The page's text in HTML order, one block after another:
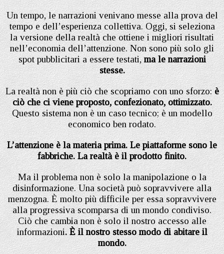
Un tempo, le narrazioni venivano messe alla prova del
tempo e dell’esperienza collettiva. Oggi, si seleziona
la versione della realtà che ottiene i migliori risultati
nell’economia dell’attenzione. Non sono più solo gli
spot pubblicitari a essere testati,ma le narrazioni
stesse.
La realtà non è più ciò che scopriamo con uno sforzo:è
ciò che ci viene proposto, confezionato, ottimizzato.
Questo sistema non è un caso tecnico; è un modello
economico ben rodato.
L’attenzione è la materia prima. Le piattaforme sono le
fabbriche. La realtà è il prodotto finito.
Ma il problema non è solo la manipolazione o la
disinformazione. Una società può sopravvivere alla
menzogna. È molto più difficile per essa sopravvivere
alla progressiva scomparsa di un mondo condiviso.
Ciò che cambia non è solo il nostro accesso alle
informazioni. È il nostro stesso modo di abitare il
mondo.